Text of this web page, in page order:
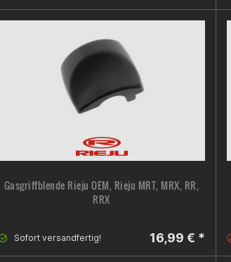
Gasgriffblende Rieju OEM, Rieju MRT, MRX, RR,
RRX
Sofort versandfertig! 16,99 € *